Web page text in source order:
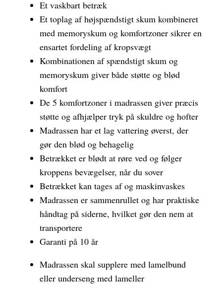
Et vaskbart betræk
Et toplag af højspændstigt skum kombineret
med memoryskum og komfortzoner sikrer en
ensartet fordeling af kropsvægt
Kombinationen af spændstigt skum og
memoryskum giver både støtte og blød
komfort
De 5 komfortzoner i madrassen giver præcis
støtte og afhjælper tryk på skuldre og hofter
Madrassen har et lag vattering øverst, der
gør den blød og behagelig
Betrækket er blødt at røre ved og følger
kroppens bevægelser, når du sover
Betrækket kan tages af og maskinvaskes
Madrassen er sammenrullet og har praktiske
håndtag på siderne, hvilket gør den nem at
transportere
Garanti på 10 år
Madrassen skal supplere med lamelbund
eller underseng med lameller